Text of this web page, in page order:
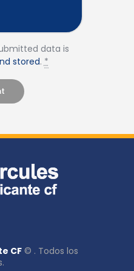
data is
stored. *
CF © . Todos los